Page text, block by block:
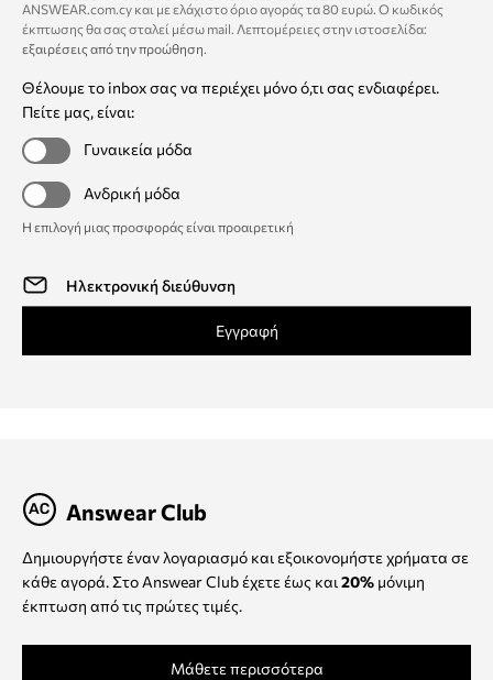
ANSWEAR.com.cy και με ελάχιστο όριο αγοράς τα 80 ευρώ. Ο κωδικός
έκπτωσης θα σας σταλεί μέσω mail. Λεπτομέρειες στην ιστοσελίδα:
εξαιρέσεις από την προώθηση.
Θέλουμε το inbox σας να περιέχει μόνο ό,τι σας ενδιαφέρει.
Πείτε μας, είναι:
Γυναικεία μόδα
Ανδρική μόδα
Η επιλογή μιας προσφοράς είναι προαιρετική
Εγγραφή
Answear Club
Δημιουργήστε έναν λογαριασμό και εξοικονομήστε χρήματα σε
κάθε αγορά. Στο Answear Club έχετε έως και 20% μόνιμη
έκπτωση από τις πρώτες τιμές.
Μάθετε περισσότερα